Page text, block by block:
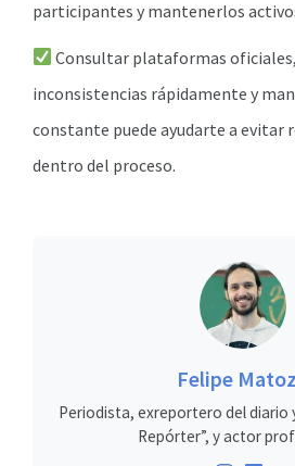
participantes y mantenerlos
Consultar plataformas
inconsistencias rápidamente y
constante puede ayudarte a evitar
dentro del proceso.
Felipe
Periodista, exreportero del diario
Repórter”, y actor